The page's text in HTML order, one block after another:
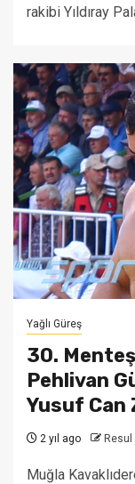
rakibi Yıldıray
Yağlı Güreş
30.
Pehlivan
Yusuf Can
2 yıl ago Resul
Muğla